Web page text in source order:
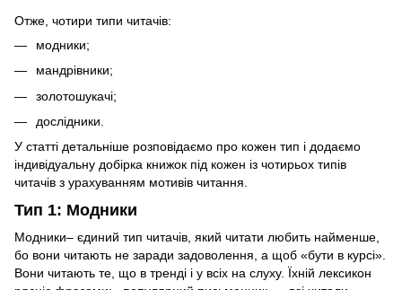
Отже, чотири типи читачів:
модники;
мандрівники;
золотошукачі;
дослідники.
У статті детальніше розповідаємо про кожен тип і додаємо
індивідуальну добірка книжок під кожен із чотирьох типів
читачів з урахуванням мотивів читання.
Тип 1: Модники
Модники– єдиний тип читачів, який читати любить найменше,
бо вони читають не заради задоволення, а щоб «бути в курсі».
Вони читають те, що в тренді і у всіх на слуху. Їхній лексикон